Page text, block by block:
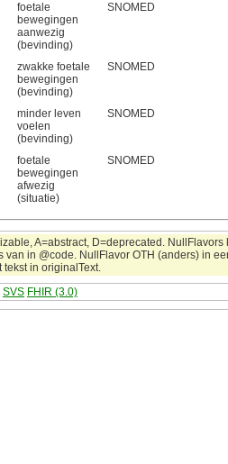
foetale
bewegingen
aanwezig
(bevinding)
SNOMED
zwakke foetale
bewegingen
(bevinding)
SNOMED
minder leven
voelen
(bevinding)
SNOMED
foetale
bewegingen
afwezig
(situatie)
SNOMED
A=abstract, D=deprecated. NullFlavors
van in @code. NullFlavor OTH (anders) in
in originalText.
SVS FHIR (3.0)